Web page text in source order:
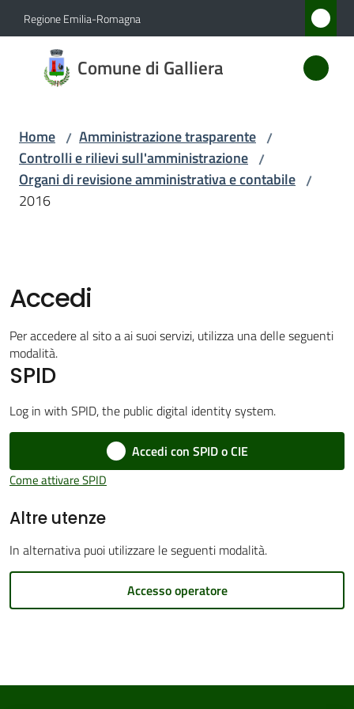
Vai al contenuto
Vai alla navigazione
Vai al footer
Regione Emilia-Romagna
Comune di Galliera
Comune
di
Amministrazione
Menu selezionato
Vivere
Galliera
Amministrazione
Menu selezionato
gli
argomenti...
Seguici
Home / Amministrazione trasparente /
Controlli e rilievi sull'amministrazione /
Organi di revisione amministrativa e contabile /
2016
Accedi
Per accedere al sito a ai suoi servizi, utilizza una delle seguenti
modalità.
SPID
Log in with SPID, the public digital identity system.
Accedi con SPID o CIE
Come attivare SPID
Altre utenze
In alternativa puoi utilizzare le seguenti modalità.
Accesso operatore